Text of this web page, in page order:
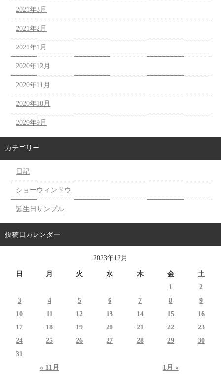
2021年3月
2021年2月
2021年1月
2020年12月
2020年11月
2020年10月
2020年9月
カテゴリー
日記
ショーウィンドウ
誕生日サンプル
投稿日カレンダー
2023年12月
日 月 火 水 木 金 土
« 11月 1月 »
1
2
3
4 5 6 7 8
9
10
11 12 13 14 15
16
17
18 19 20 21 22
23
24
25 26 27 28 29
30
31